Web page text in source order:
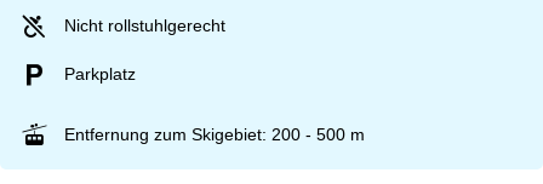
Nicht rollstuhlgerecht
Parkplatz
Entfernung zum Skigebiet: 200 - 500 m